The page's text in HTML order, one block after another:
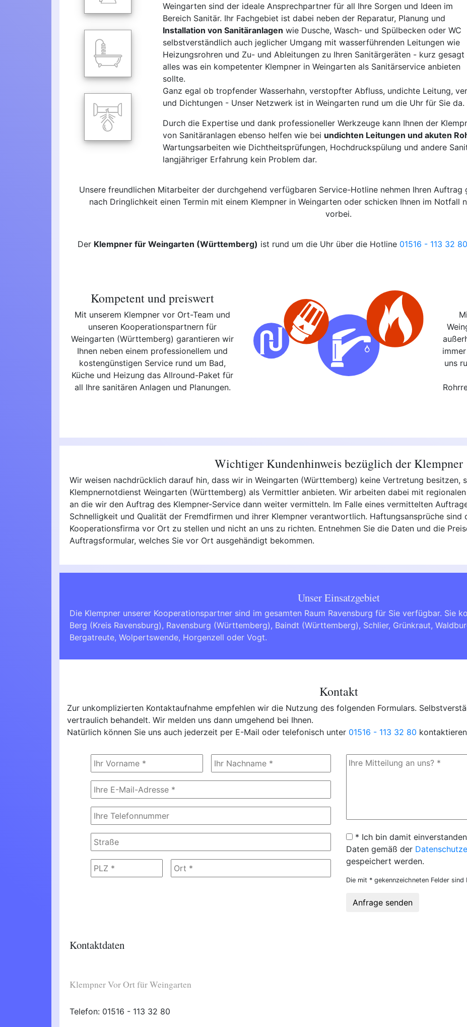
Weingarten sind der ideale Ansprechpartner für all Ihre Sorgen und Ideen im
Bereich Sanitär. Ihr Fachgebiet ist dabei neben der Reparatur, Planung und
Installation von Sanitäranlagen wie Dusche, Wasch- und Spülbecken oder WC
selbstverständlich auch jeglicher Umgang mit wasserführenden Leitungen wie
Heizungsrohren und Zu- und Ableitungen zu Ihren Sanitärgeräten - kurz gesagt
alles was ein kompetenter Klempner in Weingarten als Sanitärservice anbieten
sollte.
Ganz egal ob tropfender Wasserhahn, verstopfter Abfluss, undichte Leitung,
und Dichtungen - Unser Netzwerk ist in Weingarten rund um die Uhr für Sie da.
Durch die Expertise und dank professioneller Werkzeuge kann Ihnen der
von Sanitäranlagen ebenso helfen wie bei undichten Leitungen und akuten
Wartungsarbeiten wie Dichtheitsprüfungen, Hochdruckspülung und andere
langjähriger Erfahrung kein Problem dar.
Unsere freundlichen Mitarbeiter der durchgehend verfügbaren Service-Hotline nehmen Ihren Auftrag
nach Dringlichkeit einen Termin mit einem Klempner in Weingarten oder schicken Ihnen im Notfall
vorbei.
Der Klempner für Weingarten (Württemberg) ist rund um die Uhr über die Hotline 01516 - 113 32 80
Kompetent und preiswert
Mit unserem Klempner vor Ort-Team und
unseren Kooperationspartnern für
Weingarten (Württemberg) garantieren wir
Ihnen neben einem professionellem und
kostengünstigen Service rund um Bad,
Küche und Heizung das Allround-Paket für
all Ihre sanitären Anlagen und Planungen.
uns
Wichtiger Kundenhinweis bezüglich der Klempner
Wir weisen nachdrücklich darauf hin, dass wir in Weingarten (Württemberg) keine Vertretung besitzen,
Klempnernotdienst Weingarten (Württemberg) als Vermittler anbieten. Wir arbeiten dabei mit
an die wir den Auftrag des Klempner-Service dann weiter vermitteln. Im Falle eines vermittelten
Schnelligkeit und Qualität der Fremdfirmen und ihrer Klempner verantwortlich. Haftungsansprüche sind
Kooperationsfirma vor Ort zu stellen und nicht an uns zu richten. Entnehmen Sie die Daten und die
Auftragsformular, welches Sie vor Ort ausgehändigt bekommen.
Unser Einsatzgebiet
Die Klempner unserer Kooperationspartner sind im gesamten Raum Ravensburg für Sie verfügbar. Sie
Berg (Kreis Ravensburg) , Ravensburg (Württemberg) , Baindt (Württemberg) , Schlier, Grünkraut,
Bergatreute, Wolpertswende, Horgenzell oder Vogt.
Kontakt
Zur unkomplizierten Kontaktaufnahme empfehlen wir die Nutzung des folgenden Formulars.
vertraulich behandelt. Wir melden uns dann umgehend bei Ihnen.
Natürlich können Sie uns auch jederzeit per E-Mail oder telefonisch unter 01516 - 113 32 80
* Ich bin damit
Daten gemäß der
gespeichert werden.
Die mit * gekennzeichneten Felder
Anfrage senden
Kontaktdaten
Klempner Vor Ort für Weingarten
Telefon: 01516 - 113 32 80